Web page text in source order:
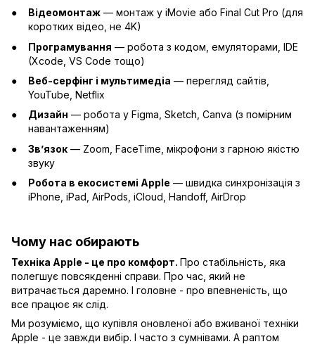
Відеомонтаж — монтаж у iMovie або Final Cut Pro (для
коротких відео, не 4K)
Програмування — робота з кодом, емуляторами, IDE
(Xcode, VS Code тощо)
Веб-серфінг і мультимедіа — перегляд сайтів,
YouTube, Netflix
Дизайн — робота у Figma, Sketch, Canva (з помірним
навантаженням)
Зв’язок — Zoom, FaceTime, мікрофони з гарною якістю
звуку
Робота в екосистемі Apple — швидка синхронізація з
iPhone, iPad, AirPods, iCloud, Handoff, AirDrop
Чому нас обирають
Техніка Apple - це про комфорт. Про стабільність, яка
полегшує повсякденні справи. Про час, який не
витрачається даремно. І головне - про впевненість, що
все працює як слід.
Ми розуміємо, що купівля оновленої або вживаної техніки
Apple - це завжди вибір. І часто з сумнівами. А раптом